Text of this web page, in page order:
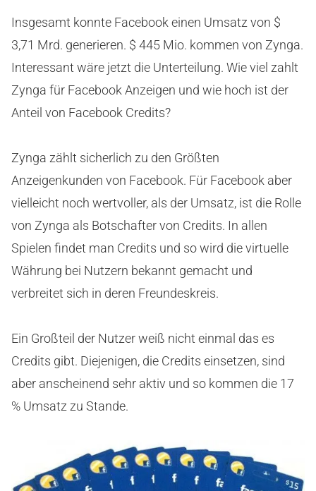
Insgesamt konnte Facebook einen Umsatz von $
3,71 Mrd. generieren. $ 445 Mio. kommen von Zynga.
Interessant wäre jetzt die Unterteilung. Wie viel zahlt
Zynga für Facebook Anzeigen und wie hoch ist der
Anteil von Facebook Credits?
Zynga zählt sicherlich zu den Größten
Anzeigenkunden von Facebook. Für Facebook aber
vielleicht noch wertvoller, als der Umsatz, ist die Rolle
von Zynga als Botschafter von Credits. In allen
Spielen findet man Credits und so wird die virtuelle
Währung bei Nutzern bekannt gemacht und
verbreitet sich in deren Freundeskreis.
Ein Großteil der Nutzer weiß nicht einmal das es
Credits gibt. Diejenigen, die Credits einsetzen, sind
aber anscheinend sehr aktiv und so kommen die 17
% Umsatz zu Stande.